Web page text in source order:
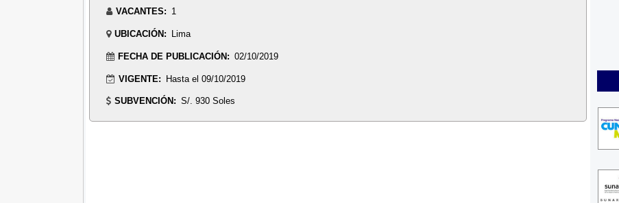
VACANTES: 1
UBICACIÓN: Lima
FECHA DE PUBLICACIÓN: 02/10/2019
VIGENTE: Hasta el 09/10/2019
SUBVENCIÓN: S/. 930 Soles